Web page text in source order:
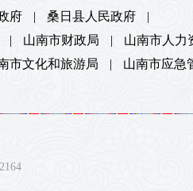
府 | 桑日县人民政府
|
| 山南市财政局 |
山南市人力
市文化和旅游局 | 山南市应急